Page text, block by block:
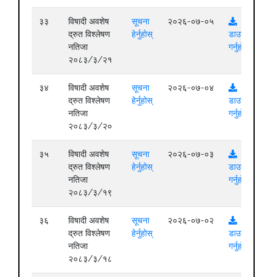
३३
विषादी अवशेष
द्रुत विश्लेषण
नतिजा
२०८३/३/२१
सूचना
हेर्नुहोस्
२०२६-०७-०५
डाउनलोड
गर्नुहोस्
३४
विषादी अवशेष
द्रुत विश्लेषण
नतिजा
२०८३/३/२०
सूचना
हेर्नुहोस्
२०२६-०७-०४
डाउनलोड
गर्नुहोस्
३५
विषादी अवशेष
द्रुत विश्लेषण
नतिजा
२०८३/३/१९
सूचना
हेर्नुहोस्
२०२६-०७-०३
डाउनलोड
गर्नुहोस्
३६
विषादी अवशेष
द्रुत विश्लेषण
नतिजा
२०८३/३/१८
सूचना
हेर्नुहोस्
२०२६-०७-०२
डाउनलोड
गर्नुहोस्